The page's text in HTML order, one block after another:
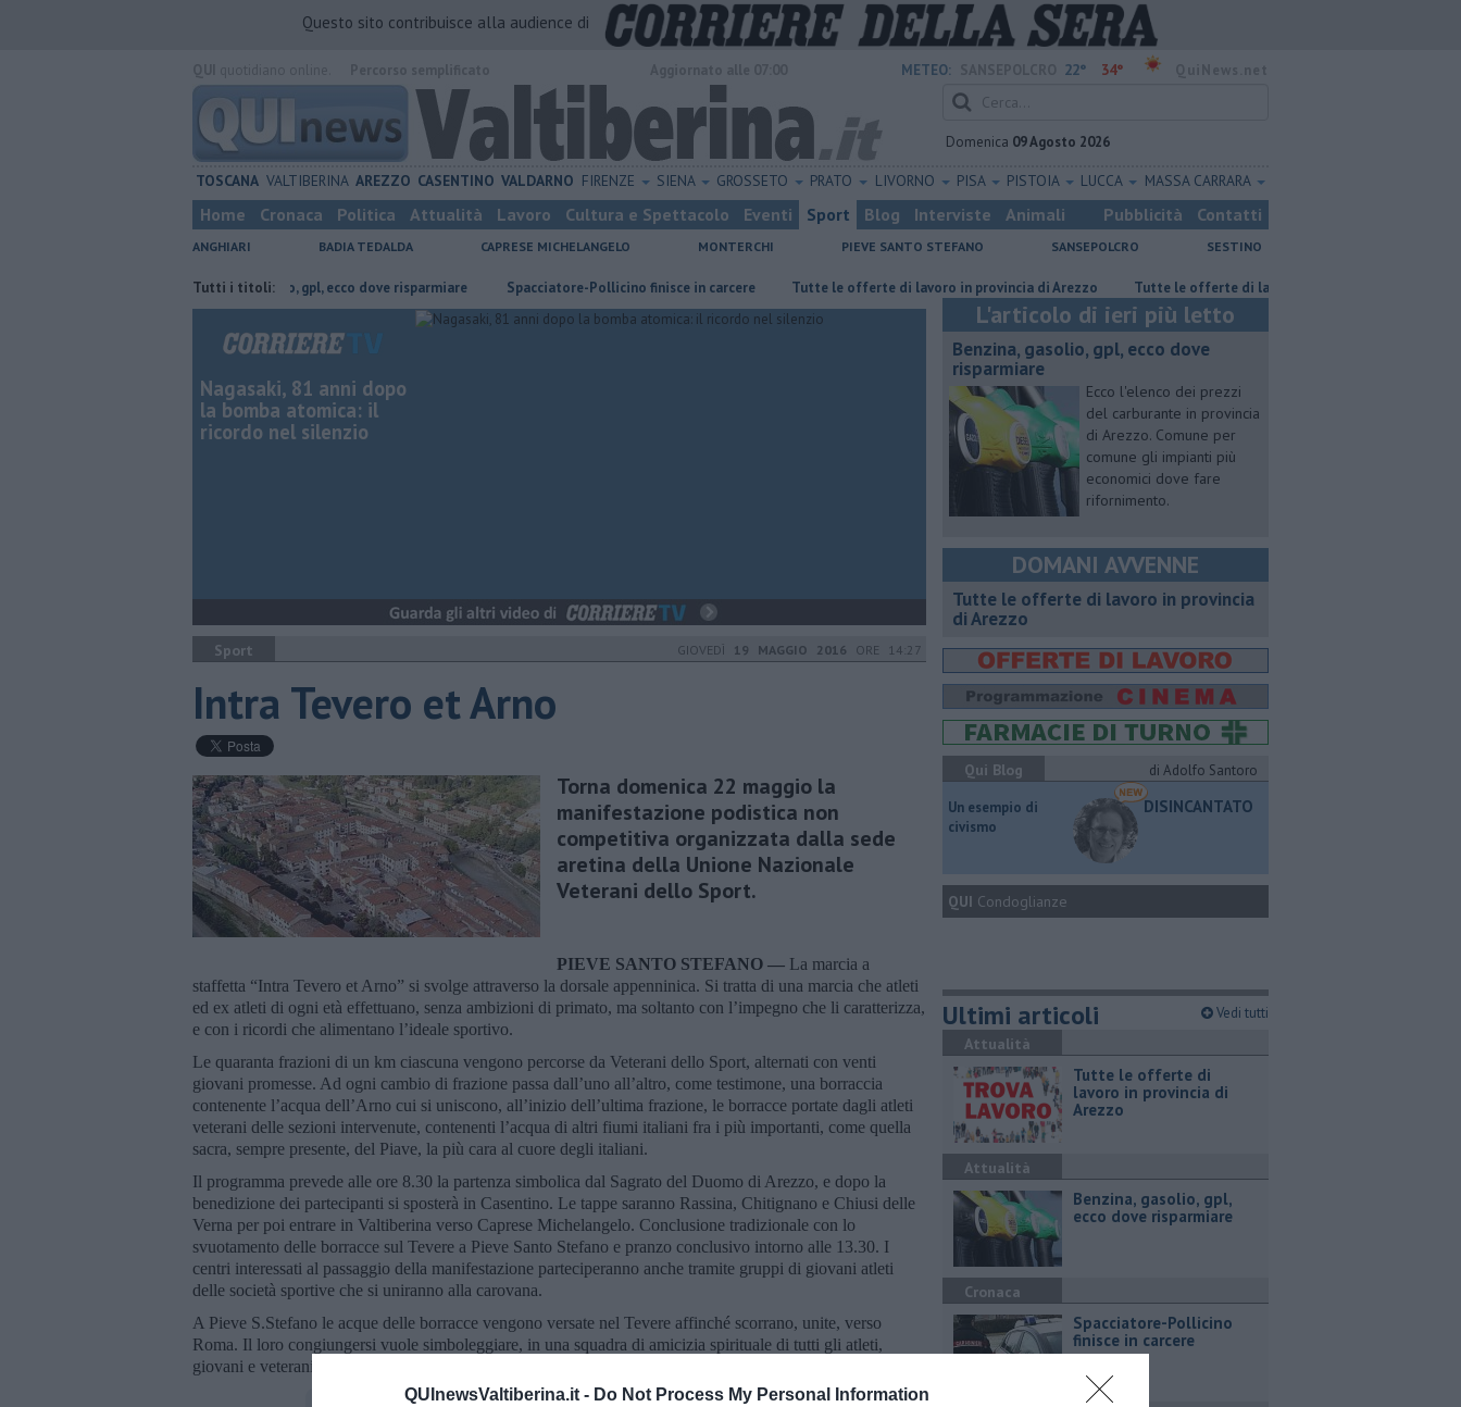
QUInewsValtiberina.it - Do Not Process My Personal Information
Questo sito contribuisce alla audience di
METEO: 22° 34°
Domenica 09 Agosto 2026
TOSCANA VALTIBERINA AREZZO CASENTINO VALDARNO FIRENZE SIENA GROSSETO PRATO LIVORNO PISA PISTOIA LUCCA MASSA CARRARA
Home Cronaca Politica Attualità Lavoro Cultura e Spettacolo Eventi Sport Blog Interviste Animali Pubblicità Contatti
ANGHIARI BADIA TEDALDA CAPRESE MICHELANGELO MONTERCHI PIEVE SANTO STEFANO SANSEPOLCRO SESTINO
Tutti i titoli:
​Benzina, gasolio, gpl, ecco dove risparmiare Spacciatore-Pollicino finisce in carcere ​Tutte le offerte di lavoro in provincia di Arezzo ​Tutte le offerte di lavoro in provincia di Arezzo
Nagasaki, 81 anni dopo
la bomba atomica: il
ricordo nel silenzio
Sport GIOVEDÌ 19 MAGGIO 2016 ORE 14:27
Intra Tevero et Arno
Torna domenica 22 maggio la
manifestazione podistica non
competitiva organizzata dalla sede
aretina della Unione Nazionale
Veterani dello Sport.
PIEVE SANTO STEFANO — La marcia a
staffetta “Intra Tevero et Arno” si svolge attraverso la dorsale appenninica. Si tratta di una marcia che atleti
ed ex atleti di ogni età effettuano, senza ambizioni di primato, ma soltanto con l’impegno che li caratterizza,
e con i ricordi che alimentano l’ideale sportivo.
Le quaranta frazioni di un km ciascuna vengono percorse da Veterani dello Sport, alternati con venti
giovani promesse. Ad ogni cambio di frazione passa dall’uno all’altro, come testimone, una borraccia
contenente l’acqua dell’Arno cui si uniscono, all’inizio dell’ultima frazione, le borracce portate dagli atleti
veterani delle sezioni intervenute, contenenti l’acqua di altri fiumi italiani fra i più importanti, come quella
sacra, sempre presente, del Piave, la più cara al cuore degli italiani.
Il programma prevede alle ore 8.30 la partenza simbolica dal Sagrato del Duomo di Arezzo, e dopo la
benedizione dei partecipanti si sposterà in Casentino. Le tappe saranno Rassina, Chitignano e Chiusi delle
Verna per poi entrare in Valtiberina verso Caprese Michelangelo. Conclusione tradizionale con lo
svuotamento delle borracce sul Tevere a Pieve Santo Stefano e pranzo conclusivo intorno alle 13.30. I
centri interessati al passaggio della manifestazione parteciperanno anche tramite gruppi di giovani atleti
delle società sportive che si uniranno alla carovana.
A Pieve S.Stefano le acque delle borracce vengono versate nel Tevere affinché scorrano, unite, verso
Roma. Il loro congiungersi vuole simboleggiare, in una squadra di amicizia spirituale di tutti gli atleti,
giovani e veterani, stretti in una delle più pure correnti della vita: quella dell’ideale sportivo.
L'articolo di ieri più letto
​Benzina, gasolio, gpl, ecco dove
risparmiare
Ecco l'elenco dei prezzi
del carburante in provincia
di Arezzo. Comune per
comune gli impianti più
economici dove fare
rifornimento.
DOMANI AVVENNE
​Tutte le offerte di lavoro in provincia
di Arezzo
Qui Blog
di Adolfo Santoro
​Un esempio di
civismo
DISINCANTATO
QUI Condoglianze
Ultimi articoli Vedi tutti
Attualità
​Tutte le offerte di
lavoro in provincia di
Arezzo
Attualità
​Benzina, gasolio, gpl,
ecco dove risparmiare
Cronaca
Spacciatore-Pollicino
finisce in carcere